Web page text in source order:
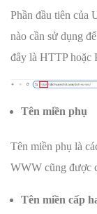
Phần đầu tiên của
nào cần sử dụng
đây là HTTP hoặc
Tên miền phụ
Tên miền phụ là
WWW cũng được
Tên miền cấp